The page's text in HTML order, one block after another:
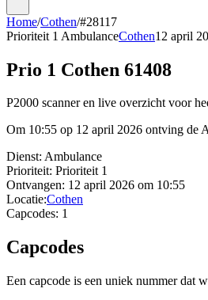
Home/Cothen/#28117
Prioriteit 1 AmbulanceCothen12 april
Prio 1 Cothen 61408
P2000 scanner en live overzicht voor
Om 10:55 op 12 april 2026 ontving de
Dienst: Ambulance
Prioriteit: Prioriteit 1
Ontvangen: 12 april 2026 om 10:55
Locatie:Cothen
Capcodes: 1
Capcodes
Een capcode is een uniek nummer dat